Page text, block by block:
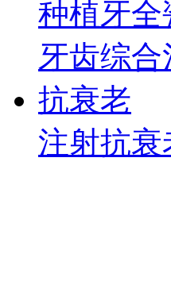
种植牙全
牙齿综合
抗衰老
注射抗衰